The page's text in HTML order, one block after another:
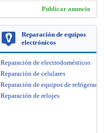
Publicar anuncio
Reparación de equipos
electrónicos
Reparación de electrodomésticos
Reparación de celulares
Reparación de equipos de refrigeración
Reparación de relojes